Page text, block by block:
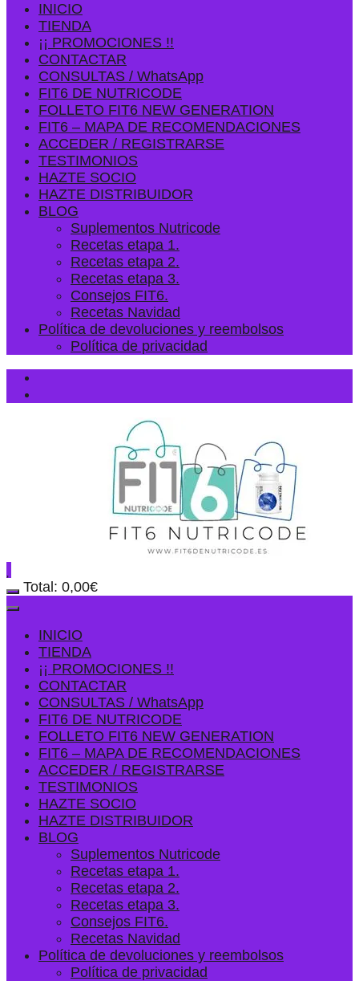
INICIO
TIENDA
¡¡ PROMOCIONES !!
CONTACTAR
CONSULTAS / WhatsApp
FIT6 DE NUTRICODE
FOLLETO FIT6 NEW GENERATION
FIT6 – MAPA DE RECOMENDACIONES
ACCEDER / REGISTRARSE
TESTIMONIOS
HAZTE SOCIO
HAZTE DISTRIBUIDOR
BLOG
Suplementos Nutricode
Recetas etapa 1.
Recetas etapa 2.
Recetas etapa 3.
Consejos FIT6.
Recetas Navidad
Política de devoluciones y reembolsos
Política de privacidad
Total: 0,00€
INICIO
TIENDA
¡¡ PROMOCIONES !!
CONTACTAR
CONSULTAS / WhatsApp
FIT6 DE NUTRICODE
FOLLETO FIT6 NEW GENERATION
FIT6 – MAPA DE RECOMENDACIONES
ACCEDER / REGISTRARSE
TESTIMONIOS
HAZTE SOCIO
HAZTE DISTRIBUIDOR
BLOG
Suplementos Nutricode
Recetas etapa 1.
Recetas etapa 2.
Recetas etapa 3.
Consejos FIT6.
Recetas Navidad
Política de devoluciones y reembolsos
Política de privacidad